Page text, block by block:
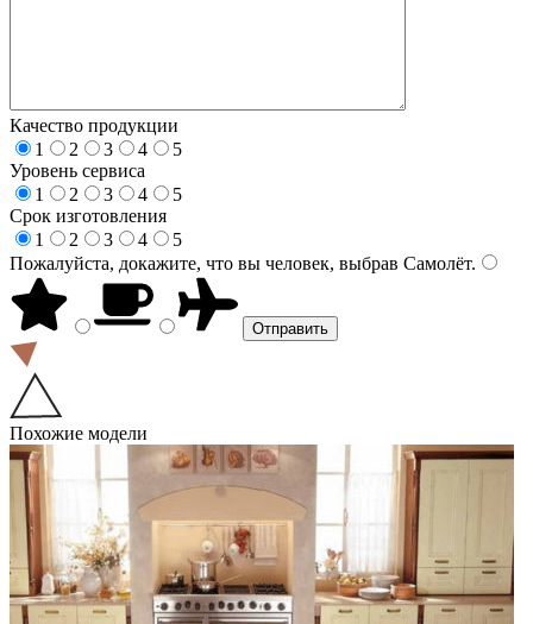
Качество продукции
1
2 3 4
5
Уровень сервиса
1
2 3 4
5
Срок изготовления
1
2 3 4
5
Пожалуйста, докажите, что вы человек, выбрав Самолёт.
Похожие модели